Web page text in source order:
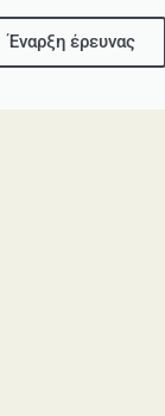
Έναρξη έρευνας